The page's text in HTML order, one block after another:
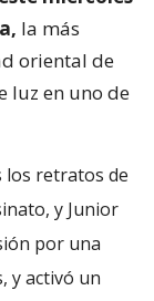
la más
oriental de
luz en uno de
los retratos de
y Junior
por una
y activó un